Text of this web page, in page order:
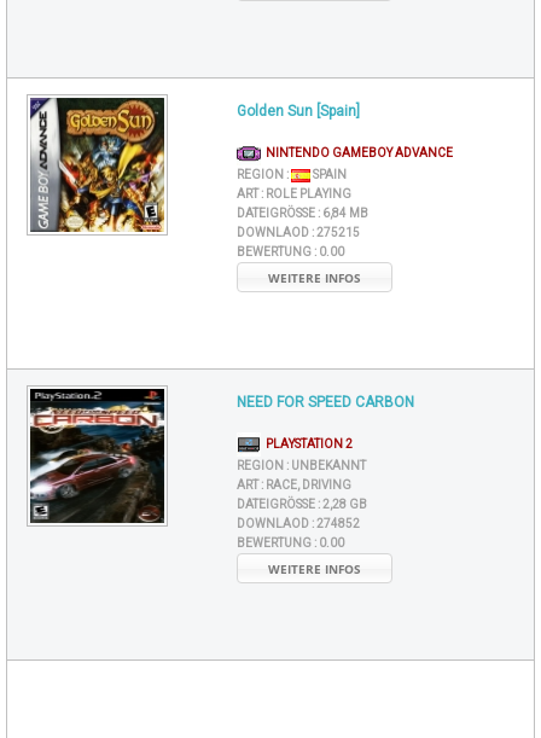
Golden Sun [Spain]
NINTENDO GAMEBOY ADVANCE
REGION :
SPAIN
ART : ROLE PLAYING
DATEIGRÖSSE : 6,84 MB
DOWNLAOD :275215
BEWERTUNG : 0.00
WEITERE INFOS
NEED FOR SPEED CARBON
PLAYSTATION 2
REGION : UNBEKANNT
ART : RACE, DRIVING
DATEIGRÖSSE : 2,28 GB
DOWNLAOD :274852
BEWERTUNG : 0.00
WEITERE INFOS